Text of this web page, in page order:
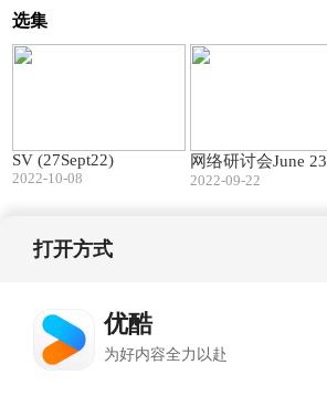
选集
SV (27Sept22)
2022-10-08
网络研讨会June 23
2022-09-22
打开方式
优酷
为好内容全力以赴